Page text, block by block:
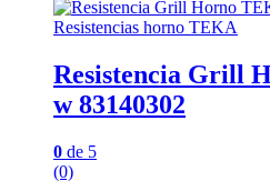
Resistencias horno TEKA
Resistencia Grill
w 83140302
0 de 5
(0)